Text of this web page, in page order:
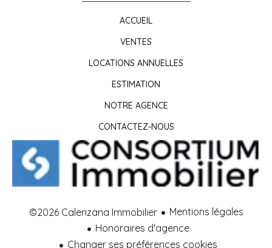
ACCUEIL
VENTES
LOCATIONS ANNUELLES
ESTIMATION
NOTRE AGENCE
CONTACTEZ-NOUS
©2026 Calenzana Immobilier
Mentions légales
Honoraires d'agence
Changer ses préférences cookies